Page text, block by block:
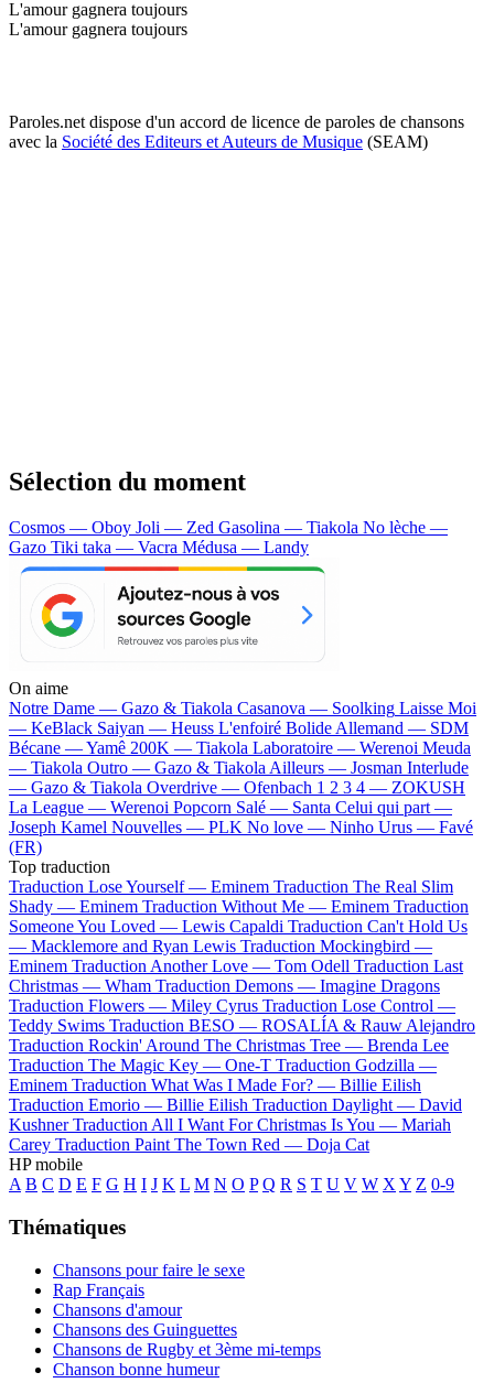
L'amour gagnera toujours
L'amour gagnera toujours
Paroles.net dispose d'un accord de licence de paroles de chansons
avec la Société des Editeurs et Auteurs de Musique (SEAM)
Sélection du moment
Cosmos — Oboy Joli — Zed Gasolina — Tiakola No lèche —
Gazo Tiki taka — Vacra Médusa — Landy
On aime
Notre Dame — Gazo & Tiakola Casanova — Soolking Laisse Moi
— KeBlack Saiyan — Heuss L'enfoiré Bolide Allemand — SDM
Bécane —Yamê 200K — Tiakola Laboratoire — Werenoi Meuda
— Tiakola Outro — Gazo & TiakolaAilleurs — Josman Interlude
— Gazo & Tiakola Overdrive — Ofenbach 1 2 3 4 — ZOKUSH
La League — Werenoi Popcorn Salé — Santa Celui qui part —
Joseph Kamel Nouvelles — PLK No love — Ninho Urus — Favé
(FR)
Top traduction
Traduction Lose Yourself — Eminem Traduction The Real Slim
Shady — Eminem Traduction Without Me — Eminem Traduction
Someone You Loved — Lewis Capaldi Traduction Can't Hold Us
— Macklemore and Ryan Lewis Traduction Mockingbird —
Eminem Traduction Another Love — Tom Odell Traduction Last
Christmas — Wham Traduction Demons — Imagine Dragons
Traduction Flowers — Miley Cyrus Traduction Lose Control —
Teddy Swims Traduction BESO — ROSALÍA & Rauw Alejandro
Traduction Rockin' Around The Christmas Tree — Brenda Lee
Traduction The Magic Key — One-T Traduction Godzilla —
Eminem Traduction What Was I Made For? — Billie Eilish
Traduction Emorio — Billie Eilish Traduction Daylight — David
Kushner Traduction All I Want For Christmas Is You — Mariah
Carey Traduction Paint The Town Red — Doja Cat
HP mobile
A B C D E F G H I J K L M N O P Q R S T U V W XY Z 0-9
Thématiques
Chansons pour faire le sexe
Rap Français
Chansons d'amour
Chansons des Guinguettes
Chansons de Rugby et 3ème mi-temps
Chanson bonne humeur